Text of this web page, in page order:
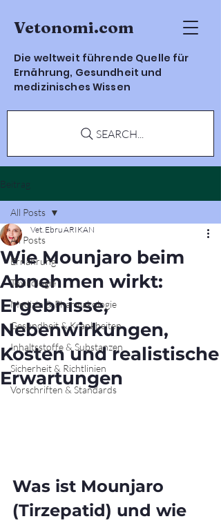
Vetonomi.com
Die weltweit führende Quelle für
Ernährung, Gesundheit und
medizinisches Wissen
SEARCH...
Beitrag
All Posts
Ernährung
Toxikologie
Medizin & Pharmakologie
Gesundheit & Krankheiten
Inhaltsstoffe & Substanzen
Sicherheit & Richtlinien
Vorschriften & Standards
All Posts
Wie Mounjaro beim
Abnehmen wirkt:
Ergebnisse,
Nebenwirkungen,
Kosten und realistische
Erwartungen
Vet. Ebru ARIKAN
Was ist Mounjaro
(Tirzepatid) und wie